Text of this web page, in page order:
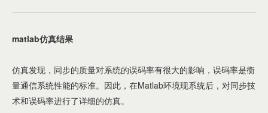
matlab仿真结果
仿真发现，同步的质量对系统的误码率有很大的影响，误码率是衡
量通信系统性能的标准。因此，在Matlab环境现系统后，对同步技
术和误码率进行了详细的仿真。